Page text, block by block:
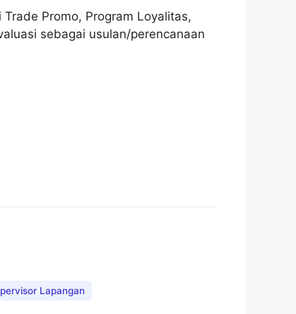
Promo, Program Loyalitas,
sebagai usulan/perencanaan
Lapangan